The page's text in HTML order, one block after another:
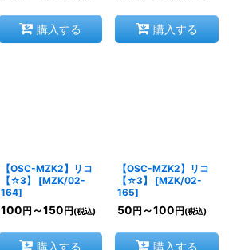
購入する 購入する
【OSC-MZK2】リコ
【☆3】
[MZK/02-
164]
100 円 ～150 円 (税込)
購入する
【OSC-MZK2】リコ
【☆3】
[MZK/02-
165]
50 円 ～100 円 (税込)
購入する